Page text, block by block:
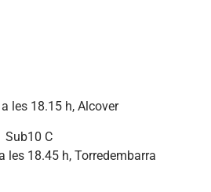
les 18.15 h, Alcover
Sub10 C
les 18.45 h, Torredembarra